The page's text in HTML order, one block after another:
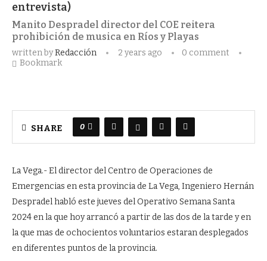
entrevista)
Manito Despradel director del COE reitera
prohibición de musica en Ríos y Playas
written byRedacción 2 years ago
0 comment
Bookmark
SHARE 0
La Vega.- El director del Centro de Operaciones de
Emergencias en esta provincia de La Vega, Ingeniero Hernán
Despradel habló este jueves del Operativo Semana Santa
2024 en la que hoy arrancó a partir de las dos de la tarde y en
la que mas de ochocientos voluntarios estaran desplegados
en diferentes puntos de la provincia.